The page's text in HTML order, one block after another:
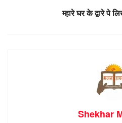
म्हारे घर के द्वारे पे
Shekhar